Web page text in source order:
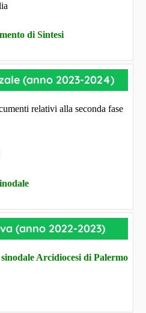
di Sintesi
(anno 2023-2024)
relativi alla seconda fase
(anno 2022-2023)
Arcidiocesi di Palermo